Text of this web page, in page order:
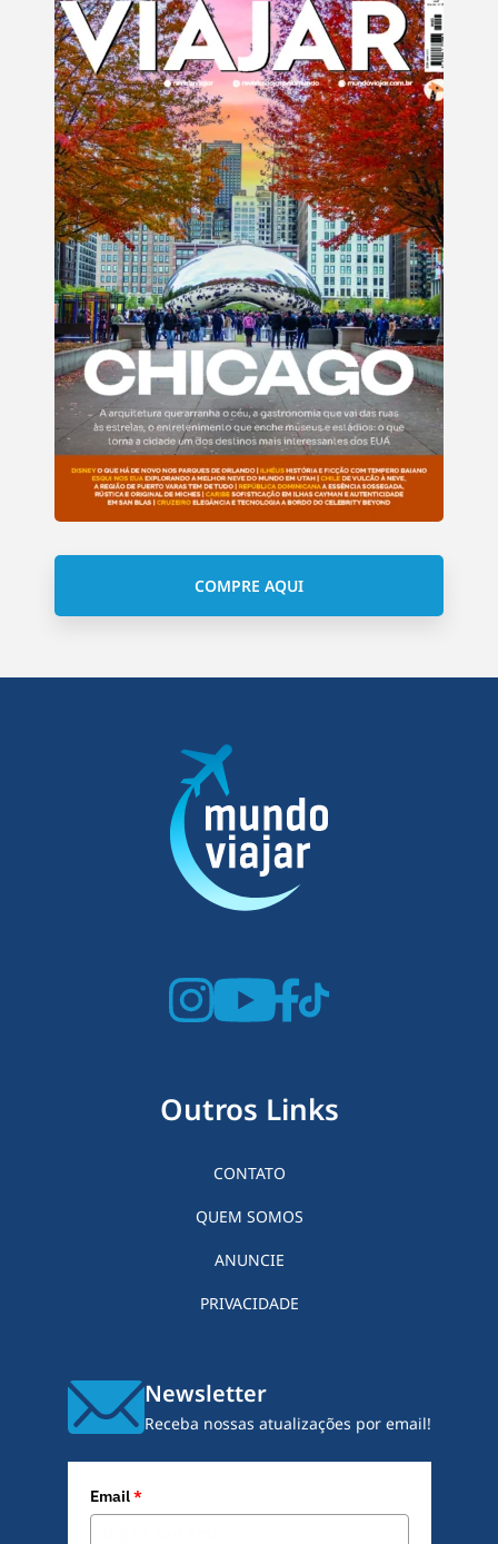
COMPRE AQUI
Outros Links
CONTATO
QUEM SOMOS
ANUNCIE
PRIVACIDADE
Newsletter
Receba nossas atualizações por email!
Email*